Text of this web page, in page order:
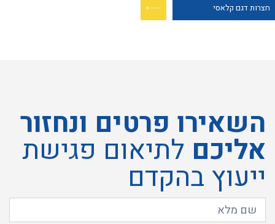
חצרות דגם קלאסי
השאירו פרטים ונחזור
אליכם לתיאום פגישת
ייעוץ בהקדם